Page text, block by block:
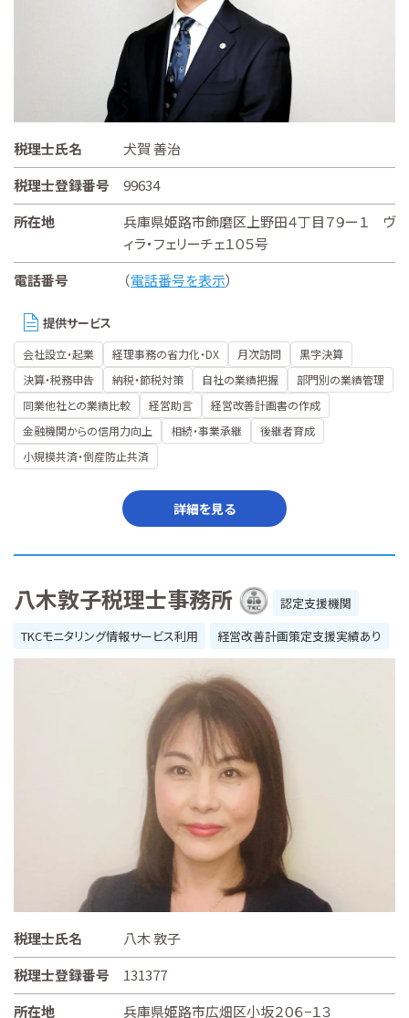
税理士氏名
犬賀 善治
税理士登録番号
99634
所在地
兵庫県姫路市飾磨区上野田４丁目７９ー１ ヴ
ィラ・フェリーチェ１０５号
電話番号
（電話番号を表示）
提供サービス
会社設立・起業 経理事務の省力化・DX 月次訪問
黒字決算
決算・税務申告
納税・節税対策 自社の業績把握
部門別の業績管理
同業他社との業績比較
経営助言
経営改善計画書の作成
金融機関からの信用力向上
相続・事業承継
後継者育成
小規模共済・倒産防止共済
詳細を見る
八木敦子税理士事務所
認定支援機関
TKCモニタリング情報サービス利用
経営改善計画策定支援実績あり
税理士氏名
八木 敦子
税理士登録番号
131377
所在地
兵庫県姫路市広畑区小坂２０６−１３